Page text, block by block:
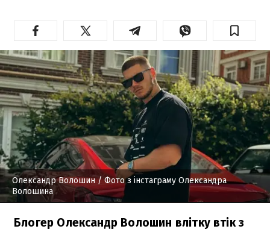
Олександр Волошин/ Фото з інстаграму Олександра
Волошина
Блогер Олександр Волошин влітку втік з